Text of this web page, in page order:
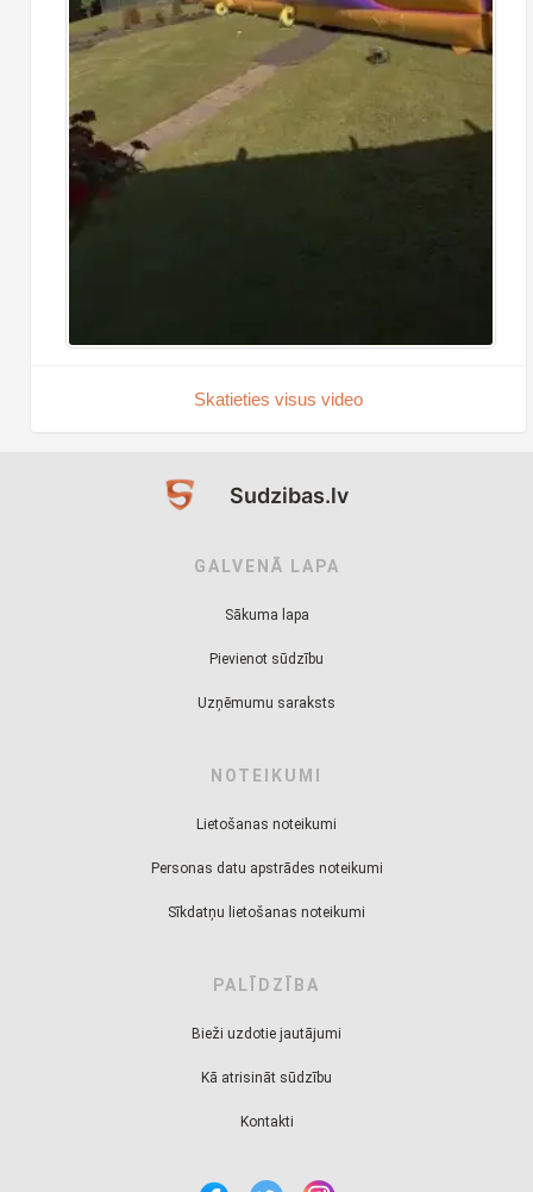
Skatieties visus video
Sudzibas.lv
GALVENĀ LAPA
Sākuma lapa
Pievienot sūdzību
Uzņēmumu saraksts
NOTEIKUMI
Lietošanas noteikumi
Personas datu apstrādes noteikumi
Sīkdatņu lietošanas noteikumi
PALĪDZĪBA
Bieži uzdotie jautājumi
Kā atrisināt sūdzību
Kontakti